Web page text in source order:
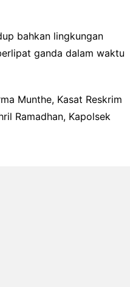
bahkan lingkungan
ganda dalam waktu
Munthe, Kasat Reskrim
Ramadhan, Kapolsek